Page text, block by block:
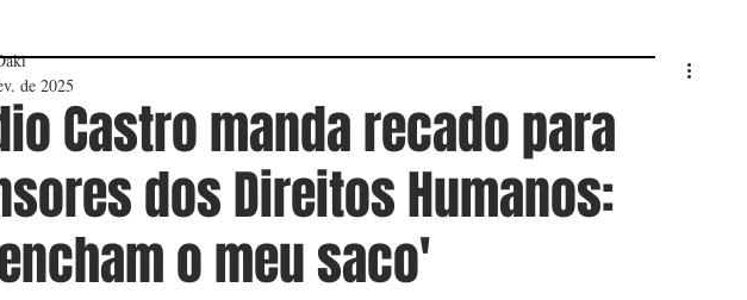
Castro manda recado para
dos Direitos Humanos:
o meu saco'
de 2025